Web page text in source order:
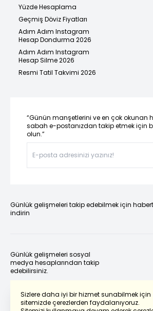
Sizlere daha iyi bir hizmet sunabilmek için
sitemizde çerezlerden faydalanıyoruz.
Yüzde Hesaplama
Geçmiş Döviz Fiyatları
Adım Adım Instagram
Hesap Dondurma 2026
Adım Adım Instagram
Hesap Silme 2026
Resmi Tatil Takvimi 2026
“Günün manşetlerini ve en çok okunan
sabah e-postanızdan takip etmek için
olun.”
Günlük gelişmeleri takip edebilmek için
indirin
Günlük gelişmeleri sosyal
medya hesaplarından takip
edebilirsiniz.